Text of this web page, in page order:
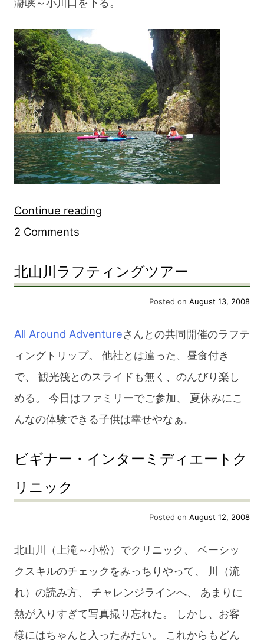
山
小
川
口
～
宮
井）”
瀞峡～小川口を下る。
Continue reading
ク
ー
1Day（北
山
川・
瀞
2 Comments
ヤ
ツ
ア
ー
1Day（北
山
瀞
北山川ラフティングツアー
Posted on August 13, 2008
All Around Adventureさんとの共同開催のラフテ
ィングトリップ。 他社とは違った、昼食付き
で、 観光筏とのスライドも無く、のんびり楽し
める。 今日はファミリーでご参加、 夏休みにこ
んなの体験できる子供は幸せやなぁ。
ビギナー・インターミディエートク
リニック
Posted on August 12, 2008
北山川（上滝～小松）でクリニック、 ベーシッ
クスキルのチェックをみっちりやって、 川（流
れ）の読み方、 チャレンジラインへ、 あまりに
熱が入りすぎて写真撮り忘れた。 しかし、お客
様にはちゃんと入ったみたい。 これからもどん